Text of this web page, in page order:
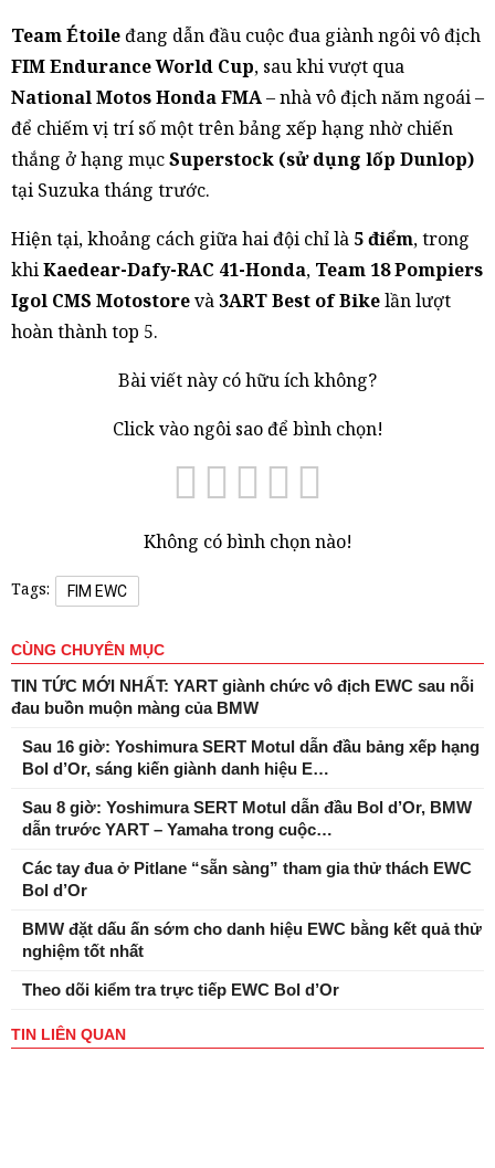
Team Étoileđang dẫn đầu cuộc đua giành ngôi vô địch
FIM Endurance World Cup, sau khi vượt qua
National Motos Honda FMA– nhà vô địch năm ngoái –
để chiếm vị trí số một trên bảng xếp hạng nhờ chiến
thắng ở hạng mụcSuperstock (sử dụng lốp Dunlop)
tại Suzuka tháng trước.
Hiện tại, khoảng cách giữa hai đội chỉ là 5 điểm, trong
khiKaedear-Dafy-RAC 41-Honda, Team 18 Pompiers
Igol CMS Motostorevà 3ART Best of Bikelần lượt
hoàn thành top 5.
Bài viết này có hữu ích không?
Click vào ngôi sao để bình chọn!
Không có bình chọn nào!
Tags: FIM EWC
CÙNG CHUYÊN MỤC
TIN TỨC MỚI NHẤT: YART giành chức vô địch EWC sau nỗi
đau buồn muộn màng của BMW
Sau 16 giờ: Yoshimura SERT Motul dẫn đầu bảng xếp hạng
Bol d’Or, sáng kiến ​​giành danh hiệu E…
Sau 8 giờ: Yoshimura SERT Motul dẫn đầu Bol d’Or, BMW
dẫn trước YART – Yamaha trong cuộc…
Các tay đua ở Pitlane “sẵn sàng” tham gia thử thách EWC
Bol d’Or
BMW đặt dấu ấn sớm cho danh hiệu EWC bằng kết quả thử
nghiệm tốt nhất
Theo dõi kiểm tra trực tiếp EWC Bol d’Or
TIN LIÊN QUAN